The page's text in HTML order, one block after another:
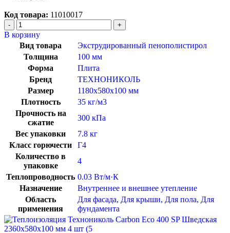
Код товара: 11010017
В корзину
Вид товара
Экструдированный пенополистирол
Толщина
100 мм
Форма
Плита
Бренд
ТЕХНОНИКОЛЬ
Размер
1180x580x100 мм
Плотность
35 кг/м3
Прочность на
сжатие
300 кПа
Вес упаковки
7.8 кг
Класс горючести
Г4
Количество в
упаковке
4
Теплопроводность 0.03 Вт/м·К
Назначение
Внутреннее и внешнее утепление
Область
применения
Для фасада, Для крыши, Для пола, Для
фундамента